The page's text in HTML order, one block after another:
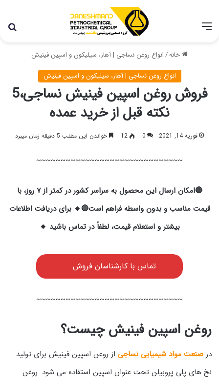
خانه/انواع روغن نساجی | آهار، سیلیکون و اسپین فینیش
انواع روغن نساجی | آهار، سیلیکون و اسپین فینیش
فروش روغن اسپین فینیش نساجی،5
نکته قبل از خرید عمده
فوریه 14, 2021 0
12 خواندن این مطلب 5 دقیقه زمان میبرد
~~~~~~~~~~~~~~~~~~~~~~~~~~~~~~
🔴امکان ارسال این محصول به سراسر کشور در کمتر از ۷ روز، با
قیمت مناسب و بدون واسطه فراهم است🔴🔸 برای دریافت اطلاعات
بیشتر و استعلام قیمت، لطفاً در تماس باشید 🔸
تماس با کارشناسان فروش
~~~~~~~~~~~~~~~~~~~~~~~~~~~~~~
روغن اسپین فینیش چیست؟
در صنعت مواد شیمیایی نساجی از روغن اسپین فینیش برای تولید
نخ های پلی پروبیلن تحت عنوان اسپین استفاده می شود. روغن
با توجه به شرایط اخیر در کشور، مجموعه پتروشیمی دانشمند
همچنان با تمام توان در حال فعالیت می باشد.